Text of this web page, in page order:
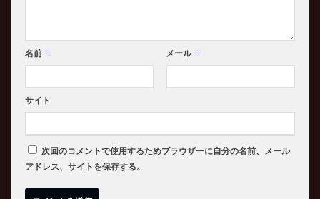
名前 ※ メール ※
サイト
次回のコメントで使用するためブラウザーに自分の名前、メール
アドレス、サイトを保存する。